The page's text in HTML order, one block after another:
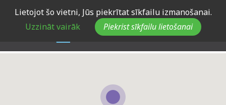
Lietojot šo vietni, Jūs piekrītat sīkfailu izmanošanai.
Uzzināt vairāk
Piekrist sīkfailu lietošanai